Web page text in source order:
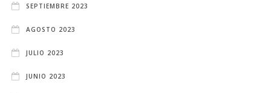
SEPTIEMBRE 2023
AGOSTO 2023
JULIO 2023
JUNIO 2023